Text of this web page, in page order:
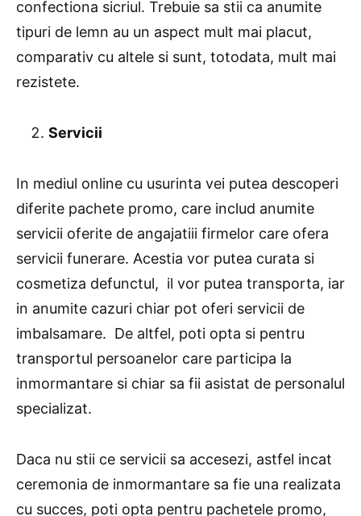
confectiona sicriul. Trebuie sa stii ca anumite
tipuri de lemn au un aspect mult mai placut,
comparativ cu altele si sunt, totodata, mult mai
rezistete.
Servicii
In mediul online cu usurinta vei putea descoperi
diferite pachete promo, care includ anumite
servicii oferite de angajatiii firmelor care ofera
servicii funerare. Acestia vor putea curata si
cosmetiza defunctul, il vor putea transporta, iar
in anumite cazuri chiar pot oferi servicii de
imbalsamare. De altfel, poti opta si pentru
transportul persoanelor care participa la
inmormantare si chiar sa fii asistat de personalul
specializat.
Daca nu stii ce servicii sa accesezi, astfel incat
ceremonia de inmormantare sa fie una realizata
cu succes, poti opta pentru pachetele promo,